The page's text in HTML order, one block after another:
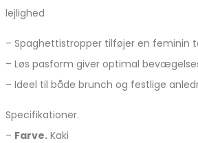
lejlighed
– Spaghettistropper tilføjer en feminin
– Løs pasform giver optimal
– Ideel til både brunch og festlige
Specifikationer.
– Farve. Kaki